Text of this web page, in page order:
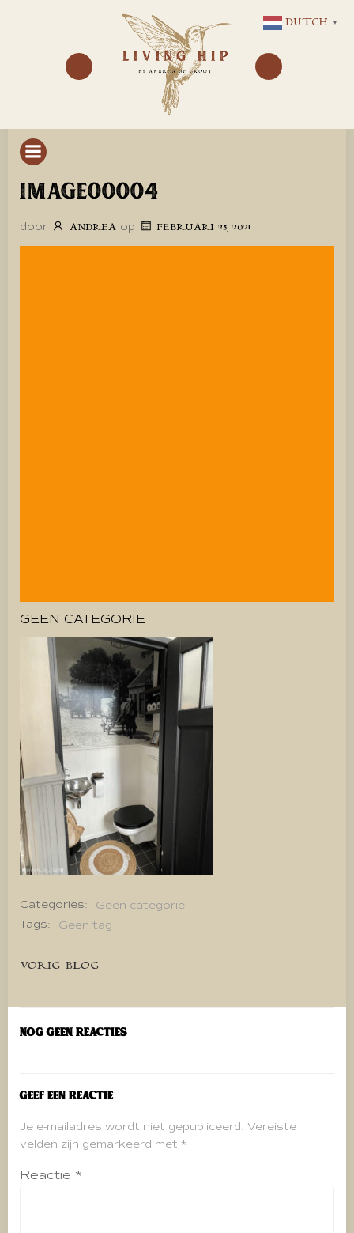
NAAR
DE
INHOUD
IMAGE00004
door ANDREA op FEBRUARI 25, 2021
GEEN CATEGORIE
Categories:
Geen categorie
Tags:
Geen tag
Bericht
navigatie
VORIG BLOG
Nog geen reacties
Geef een reactie
Je e-mailadres wordt niet gepubliceerd. Vereiste
velden zijn gemarkeerd met *
Reactie *
DUTCH ▼